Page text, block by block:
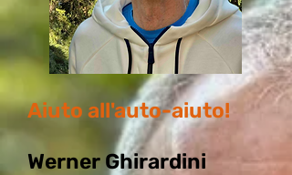
Aiuto all'auto-aiuto!
​Werner Ghirardini